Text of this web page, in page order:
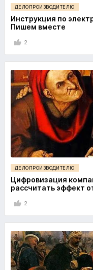
ДЕЛОПРОИЗВОДИТЕЛЮ
Инструкция по
Пишем вместе
2
ДЕЛОПРОИЗВОДИТЕЛЮ
Цифровизация
рассчитать эффект
2